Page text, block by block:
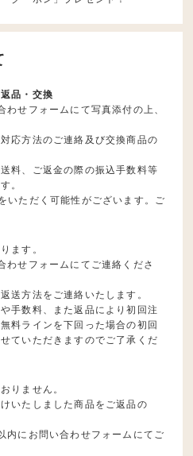
品・交換
せフォームにて写真添付の上、
応方法のご連絡及び交換商品の
料、ご返金の際の振込手数料等
。
いただく可能性がございます。ご
ます。
わせフォームにてご連絡くださ
送方法をご連絡いたします。
手数料、また返品により初回注
料ラインを下回った場合の初回
ていただきますのでご了承くだ
りません。
いたしました商品をご返品の
内にお問い合わせフォームにてご